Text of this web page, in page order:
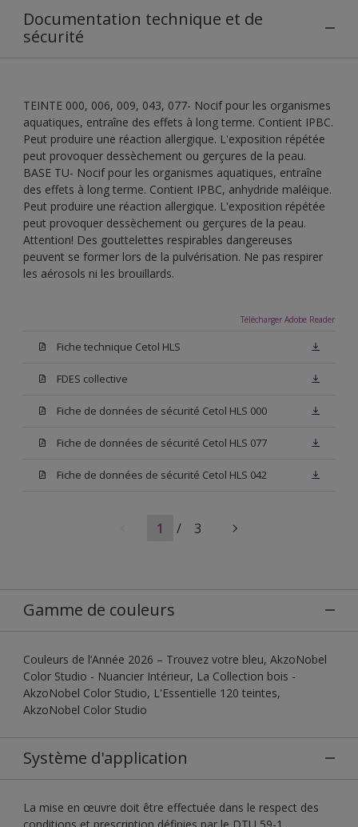
Documentation technique et de
sécurité
TEINTE 000, 006, 009, 043, 077- Nocif pour les organismes
aquatiques, entraîne des effets à long terme. Contient IPBC.
Peut produire une réaction allergique. L'exposition répétée
peut provoquer dessèchement ou gerçures de la peau.
BASE TU- Nocif pour les organismes aquatiques, entraîne
des effets à long terme. Contient IPBC, anhydride maléique.
Peut produire une réaction allergique. L'exposition répétée
peut provoquer dessèchement ou gerçures de la peau.
Attention! Des gouttelettes respirables dangereuses
peuvent se former lors de la pulvérisation. Ne pas respirer
les aérosols ni les brouillards.
Télécharger Adobe Reader
Fiche technique Cetol HLS
FDES collective
Fiche de données de sécurité Cetol HLS 000
Fiche de données de sécurité Cetol HLS 077
Fiche de données de sécurité Cetol HLS 042
1 / 3
Gamme de couleurs
Couleurs de l’Année 2026 – Trouvez votre bleu, AkzoNobel
Color Studio - Nuancier Intérieur, La Collection bois -
AkzoNobel Color Studio, L'Essentielle 120 teintes,
AkzoNobel Color Studio
Système d'application
La mise en œuvre doit être effectuée dans le respect des